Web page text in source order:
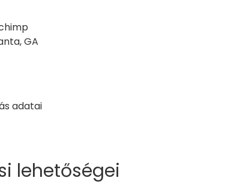
GA
adatai
lehetőségei